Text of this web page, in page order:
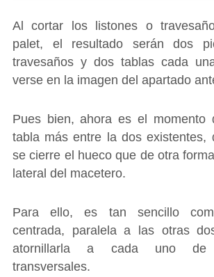
Al cortar los listones o
palet, el resultado serán dos
travesaños y dos tablas cada
verse en la imagen del apartado
Pues bien, ahora es el momento
tabla más entre la dos existentes,
se cierre el hueco que de otra
lateral del macetero.
Para ello, es tan sencillo
centrada, paralela a las otras
atornillarla a cada uno de
transversales.